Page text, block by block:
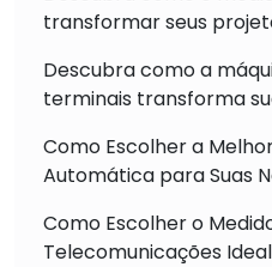
transformar seus
Descubra como a
terminais transforma
Como Escolher a
Automática para Suas
Como Escolher o
Telecomunicações Ideal